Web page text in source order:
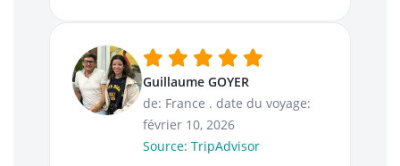
Guillaume GOYER
de: France . date du voyage:
février 10, 2026
Source: TripAdvisor